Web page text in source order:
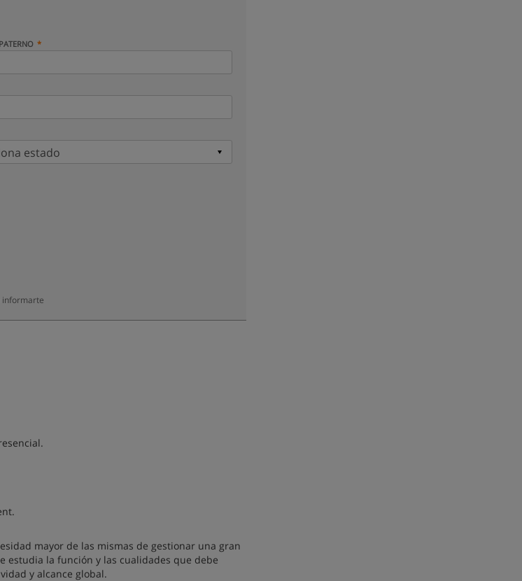
informarte
mayor de las mismas de gestionar una gran
estudia la función y las cualidades que debe
y alcance global.